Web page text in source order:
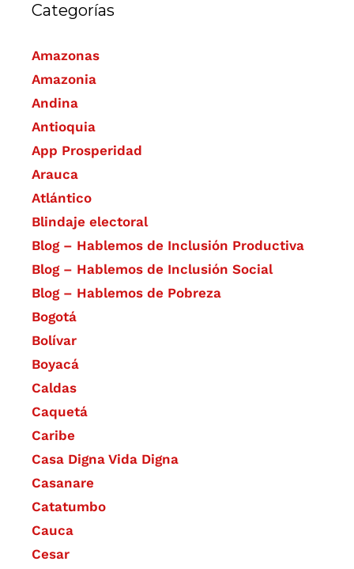
Categorías
Amazonas
Amazonia
Andina
Antioquia
App Prosperidad
Arauca
Atlántico
Blindaje electoral
Blog – Hablemos de Inclusión Productiva
Blog – Hablemos de Inclusión Social
Blog – Hablemos de Pobreza
Bogotá
Bolívar
Boyacá
Caldas
Caquetá
Caribe
Casa Digna Vida Digna
Casanare
Catatumbo
Cauca
Cesar